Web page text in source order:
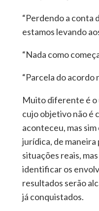
“Perdendo a conta
estamos levando
“Nada como
“Parcela do acordo
Muito diferente é o
cujo objetivo não é
aconteceu, mas
jurídica, de
situações reais,
identificar os
resultados serão
já conquistados.